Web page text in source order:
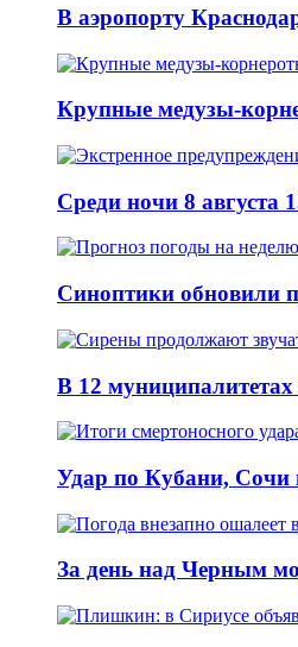
В аэропорту
Крупные медузы-
Среди ночи 8
Синоптики обновили
В 12
Удар по Кубани, Сочи
За день над Черным